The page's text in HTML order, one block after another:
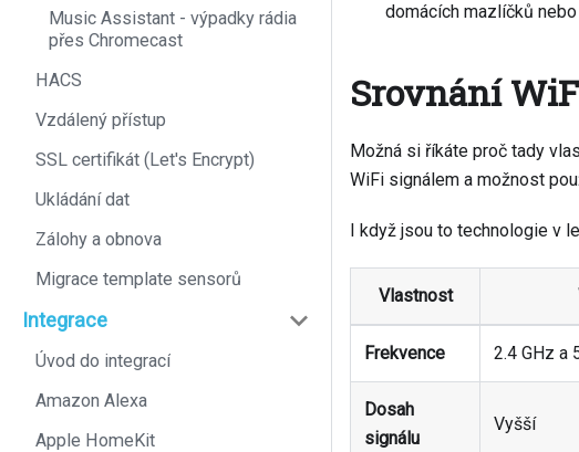
Music Assistant - výpadky rádia
přes Chromecast
HACS
Vzdálený přístup
SSL certifikát (Let's Encrypt)
Ukládání dat
Zálohy a obnova
Migrace template sensorů
Integrace
Úvod do integrací
Amazon Alexa
Apple HomeKit
domácích mazlíčků
Srovnání
Možná si říkáte proč tady
WiFi signálem a možnost
I když jsou to technologie v
Vlastnost
Frekvence 2.4 GHz a
Dosah
signálu
Vyšší